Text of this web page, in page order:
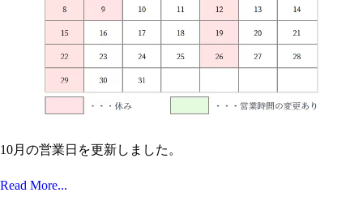
10月の営業日を更新しました。
Read More...